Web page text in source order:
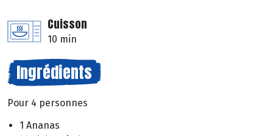
Cuisson
10 min
Ingrédients
Pour 4 personnes
1 Ananas